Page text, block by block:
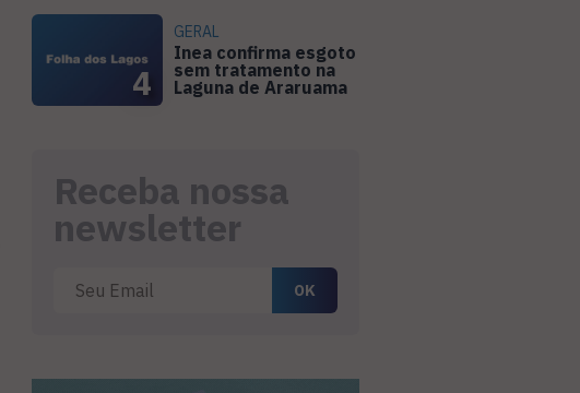
4
GERAL
Inea confirma esgoto
sem tratamento na
Laguna de Araruama
Receba nossa
newsletter